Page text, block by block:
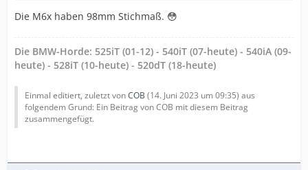
- ARP Stehbolzen
- M62 Motorblok aufgebor auf 94 mm
- Neue Ventilführung bei Auslassventilen- neue
Ventildichtungen
Die M6x haben 98mm Stichmaß. 😳
Die BMW-Horde: 525iT (01-12) - 540iT (07-heute) - 540iA (09-
heute) - 528iT (10-heute) - 520dT (18-heute)
Einmal editiert, zuletzt vonCOB (14. Juni 2023 um 09:35) aus
folgendem Grund: Ein Beitrag von COB mit diesem Beitrag
zusammengefügt.